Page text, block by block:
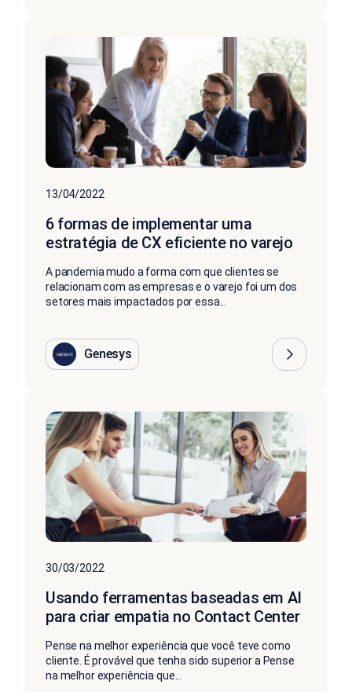
13/04/2022
6 formas de implementar uma
estratégia de CX eficiente no varejo
A pandemia mudo a forma com que clientes se
relacionam com as empresas e o varejo foi um dos
setores mais impactados por essa...
Genesys
30/03/2022
Usando ferramentas baseadas em AI
para criar empatia no Contact Center
Pense na melhor experiência que você teve como
cliente. É provável que tenha sido superior a Pense
na melhor experiência que...